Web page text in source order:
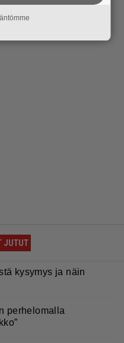
JUTUT
kysymys ja näin
perhelomalla